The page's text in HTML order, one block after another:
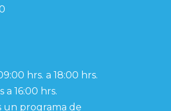
hrs. a 18:00 hrs.
a 16:00 hrs.
un programa de